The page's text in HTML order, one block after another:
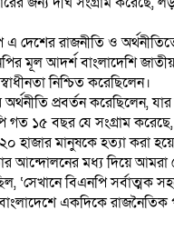
এ দেশের রাজনীতি ও
মূল আদর্শ বাংলাদেশি
নিশ্চিত করেছিলেন।
প্রবর্তন করেছিলেন,
১৫ বছর যে সংগ্রাম করেছে,
২০ হাজার মানুষকে হত্যা করা
আন্দোলনের মধ্য দিয়ে আমরা
‘সেখানে বিএনপি
একদিকে রাজনৈতিক